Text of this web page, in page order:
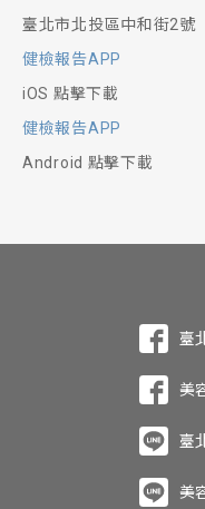
臺北市北投區中和街2號
健檢報告APP
iOS 點擊下載
健檢報告APP
Android 點擊下載
臺
美
臺
美